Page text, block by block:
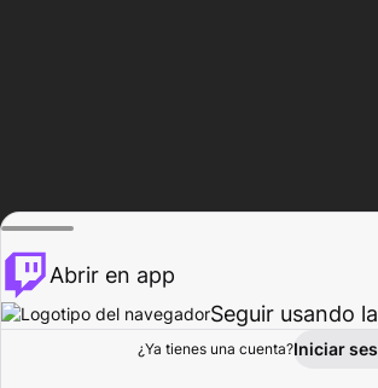
Explorar Actividad
Abrir en app
Seguir usando
¿Ya tienes una cuenta?Iniciar